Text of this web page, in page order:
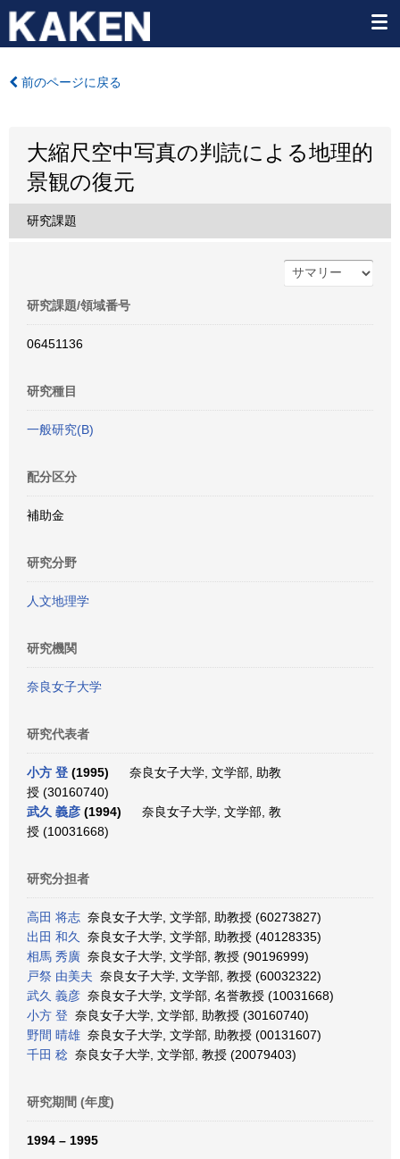
前のページに戻る
大縮尺空中写真の判読による地理的
景観の復元
研究課題
研究課題/領域番号
06451136
研究種目
一般研究(B)
配分区分
補助金
研究分野
人文地理学
研究機関
奈良女子大学
研究代表者
小方 登 (1995)
奈良女子大学, 文学部, 助教
授 (30160740)
武久 義彦 (1994)
奈良女子大学, 文学部, 教
授 (10031668)
研究分担者
高田 将志 奈良女子大学, 文学部, 助教授 (60273827)
出田 和久
奈良女子大学, 文学部, 助教授 (40128335)
相馬 秀廣 奈良女子大学, 文学部, 教授 (90196999)
戸祭 由美夫 奈良女子大学, 文学部, 教授 (60032322)
武久 義彦 奈良女子大学, 文学部, 名誉教授 (10031668)
小方 登 奈良女子大学, 文学部, 助教授 (30160740)
野間 晴雄 奈良女子大学, 文学部, 助教授 (00131607)
千田 稔 奈良女子大学, 文学部, 教授 (20079403)
研究期間 (年度)
1994 – 1995